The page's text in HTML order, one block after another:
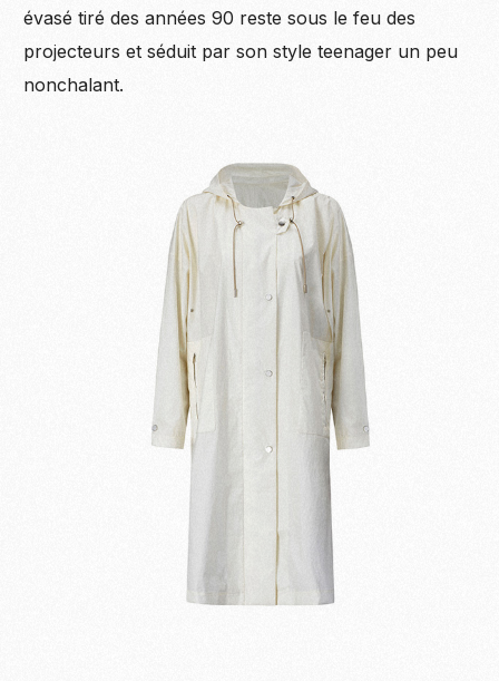
évasé tiré des années 90 reste sous le feu des
projecteurs et séduit par son style teenager un peu
nonchalant.